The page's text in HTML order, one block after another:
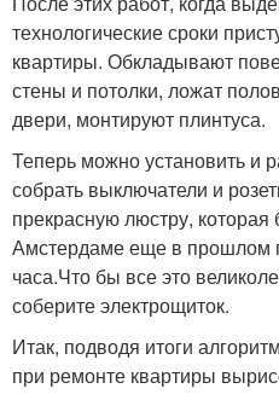
технологические сроки
квартиры. Обкладывают
стены и потолки, ложат
двери, монтируют плинтуса.
Теперь можно установить и
собрать выключатели и
прекрасную люстру, которая
Амстердаме еще в прошлом
часа.Что бы все это
соберите электрощиток.
Итак, подводя итоги
при ремонте квартиры